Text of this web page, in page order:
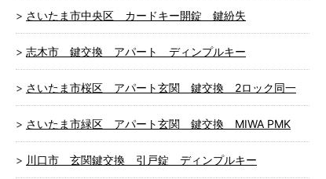
さいたま市中央区 カードキー開錠 鍵紛失
志木市 鍵交換 アパート ディンプルキー
さいたま市桜区 アパート玄関 鍵交換 2ロック同一
さいたま市緑区 アパート玄関 鍵交換 MIWA PMK
川口市 玄関鍵交換 引戸錠 ディンプルキー